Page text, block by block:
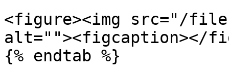
<figure><img src="/files/
alt=""><figcaption></
{% endtab %}